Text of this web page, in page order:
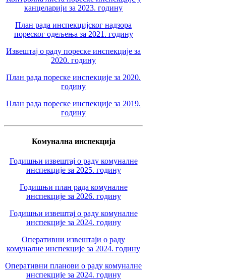
канцеларији за 2023. годину
План рада инспекцијског надзора
пореског одељења за 2021. годину
Извештај о раду пореске инспекције за
2020. годину
План рада пореске инспекције за 2020.
годину
План рада пореске инспекције за 2019.
годину
Комунална инспекција
Годишњи извештај о раду комуналне
инспекције за 2025. годину
Годишњи план рада комуналне
инспекције за 2026. годину
Годишњи извештај о раду комуналне
инспекције за 2024. годину
Оперативни извештаји о раду
комуналне инспекције за 2024. годину
Оперативни планови о раду комуналне
инспекције за 2024. годину